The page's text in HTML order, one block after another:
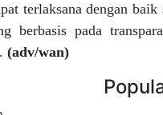
terlaksana dengan
berbasis pada
(adv/wan)